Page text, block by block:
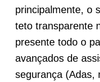
principalmente, o
teto transparente
presente todo o
avançados de
segurança (Adas,